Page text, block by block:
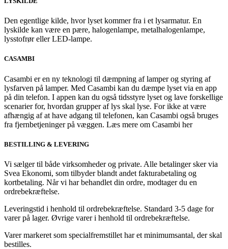
Den egentlige kilde, hvor lyset kommer fra i et lysarmatur. En
lyskilde kan være en pære, halogenlampe, metalhalogenlampe,
lysstofrør eller LED-lampe.
CASAMBI
Casambi er en ny teknologi til dæmpning af lamper og styring af
lysfarven på lamper. Med Casambi kan du dæmpe lyset via en app
på din telefon. I appen kan du også tidsstyre lyset og lave forskellige
scenarier for, hvordan grupper af lys skal lyse. For ikke at være
afhængig af at have adgang til telefonen, kan Casambi også bruges
fra fjernbetjeninger på væggen. Læs mere om Casambi her
BESTILLING & LEVERING
Vi sælger til både virksomheder og private. Alle betalinger sker via
Svea Ekonomi, som tilbyder blandt andet fakturabetaling og
kortbetaling. Når vi har behandlet din ordre, modtager du en
ordrebekræftelse.
Leveringstid i henhold til ordrebekræftelse. Standard 3-5 dage for
varer på lager. Øvrige varer i henhold til ordrebekræftelse.
Varer markeret som specialfremstillet har et minimumsantal, der skal
bestilles.